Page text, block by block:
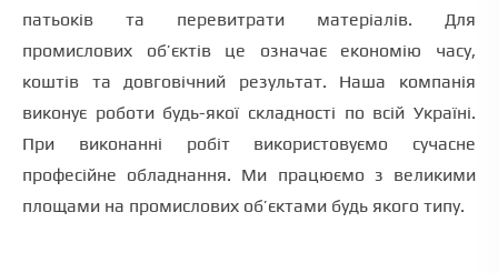
патьоків та перевитрати матеріалів. Для
промислових об’єктів це означає економію часу,
коштів та довговічний результат. Наша компанія
виконує роботи будь-якої складності по всій Україні.
При виконанні робіт використовуємо сучасне
професійне обладнання. Ми працюємо з великими
площами на промислових об’єктами будь якого типу.